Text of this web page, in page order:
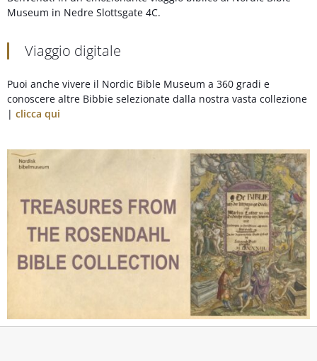
Museum in Nedre Slottsgate 4C.
Viaggio digitale
Puoi anche vivere il Nordic Bible Museum a 360 gradi e
conoscere altre Bibbie selezionate dalla nostra vasta collezione
| clicca qui